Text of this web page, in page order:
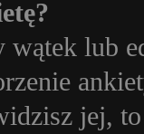
lub
jej,